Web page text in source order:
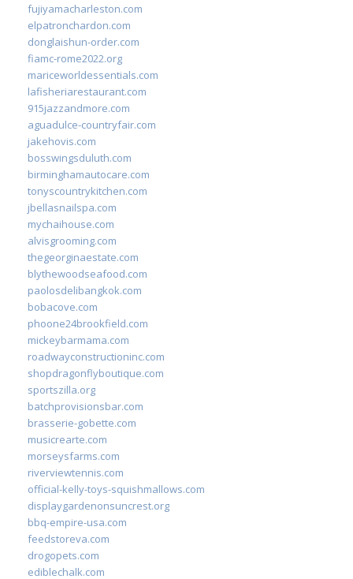
fujiyamacharleston.com
elpatronchardon.com
donglaishun-order.com
fiamc-rome2022.org
mariceworldessentials.com
lafisheriarestaurant.com
915jazzandmore.com
aguadulce-countryfair.com
jakehovis.com
bosswingsduluth.com
birminghamautocare.com
tonyscountrykitchen.com
jbellasnailspa.com
mychaihouse.com
alvisgrooming.com
thegeorginaestate.com
blythewoodseafood.com
paolosdelibangkok.com
bobacove.com
phoone24brookfield.com
mickeybarmama.com
roadwayconstructioninc.com
shopdragonflyboutique.com
sportszilla.org
batchprovisionsbar.com
brasserie-gobette.com
musicrearte.com
morseysfarms.com
riverviewtennis.com
official-kelly-toys-squishmallows.com
displaygardenonsuncrest.org
bbq-empire-usa.com
feedstoreva.com
drogopets.com
ediblechalk.com